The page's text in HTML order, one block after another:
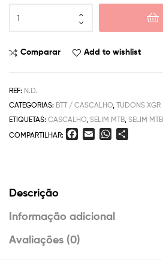
Comparar Add to wishlist
REF: N.D.
CATEGORIAS: BTT / CASCALHO, TUDONS XGR
ETIQUETAS: CASCALHO, SELIM MTB, SELIM MTB
COMPARTILHAR:
k
W
p
Descrição
Informação adicional
Avaliações (0)